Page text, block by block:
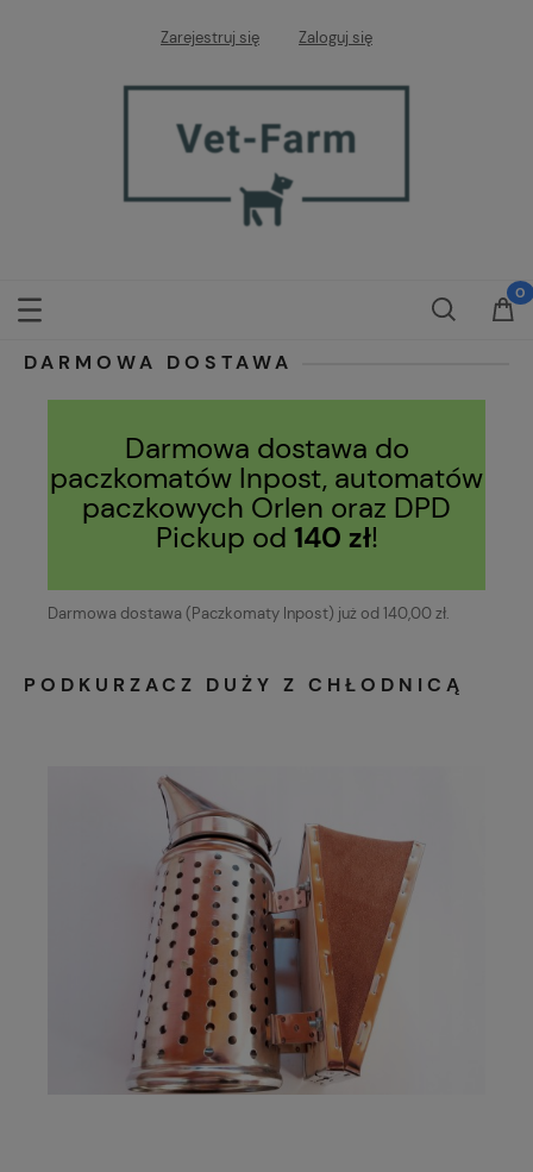
Zarejestruj się Zaloguj się
DARMOWA DOSTAWA
Darmowa dostawa do
paczkomatów Inpost, automatów
paczkowych Orlen oraz DPD
Pickup od 140 zł!
Darmowa dostawa (Paczkomaty Inpost) już od 140,00 zł.
PODKURZACZ DUŻY Z CHŁODNICĄ